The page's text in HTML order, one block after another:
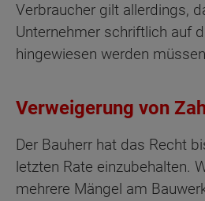
Verbraucher gilt allerdings,
Unternehmer schriftlich auf
hingewiesen werden
Verweigerung von
Der Bauherr hat das Recht
letzten Rate einzubehalten.
mehrere Mängel am